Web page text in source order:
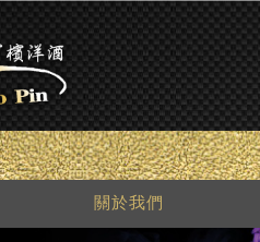
關於我們